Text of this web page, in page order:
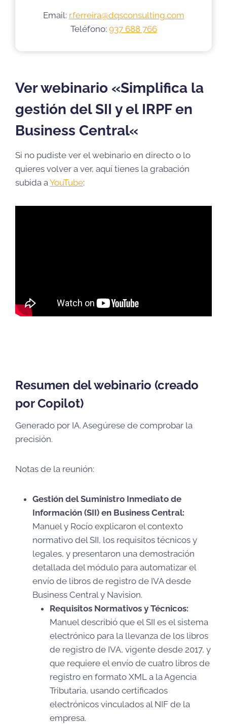
Email: r.ferreira@dqsconsulting.com
Teléfono: 937 688 766
Ver webinario «Simplifica la
gestión del SII y el IRPF en
Business Central«
Si no pudiste ver el webinario en directo o lo
quieres volver a ver, aquí tienes la grabación
subida aYouTube:
Resumen del webinario (creado
por Copilot)
Generado por IA. Asegúrese de comprobar la
precisión.
Notas de la reunión:
Gestión del Suministro Inmediato de
Información (SII) en Business Central:
Manuel y Rocío explicaron el contexto
normativo del SII, los requisitos técnicos y
legales, y presentaron una demostración
detallada del módulo para automatizar el
envío de libros de registro de IVA desde
Business Central y Navision.
Requisitos Normativos y Técnicos:
Manuel describió que el SII es el sistema
electrónico para la llevanza de los libros
de registro de IVA, vigente desde 2017, y
que requiere el envío de cuatro libros de
registro en formato XML a la Agencia
Tributaria, usando certificados
electrónicos vinculados al NIF de la
empresa.